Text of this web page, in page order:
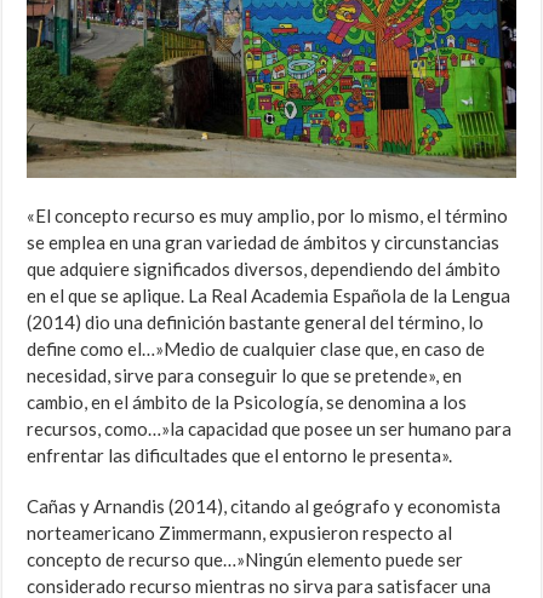
«El concepto recurso es muy amplio, por lo mismo, el término
se emplea en una gran variedad de ámbitos y circunstancias
que adquiere significados diversos, dependiendo del ámbito
en el que se aplique. La Real Academia Española de la Lengua
(2014) dio una definición bastante general del término, lo
define como el…»Medio de cualquier clase que, en caso de
necesidad, sirve para conseguir lo que se pretende», en
cambio, en el ámbito de la Psicología, se denomina a los
recursos, como…»la capacidad que posee un ser humano para
enfrentar las dificultades que el entorno le presenta».
Cañas y Arnandis (2014), citando al geógrafo y economista
norteamericano Zimmermann, expusieron respecto al
concepto de recurso que…»Ningún elemento puede ser
considerado recurso mientras no sirva para satisfacer una